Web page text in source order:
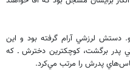
دستش لرزشي آرام گرفته بود و اين
پدر برگشت، كوچكترين دخترش ـ كه
پدرش را مرتب مي‌كرد.